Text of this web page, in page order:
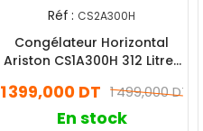
Réf : CS2A300H
Congélateur Horizontal
Ariston CS1A300H 312 Litres
1 499,000 DT
1 399,000 DT
En stock